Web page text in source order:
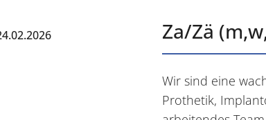
Za/Zä
Wir sind eine
Prothetik,